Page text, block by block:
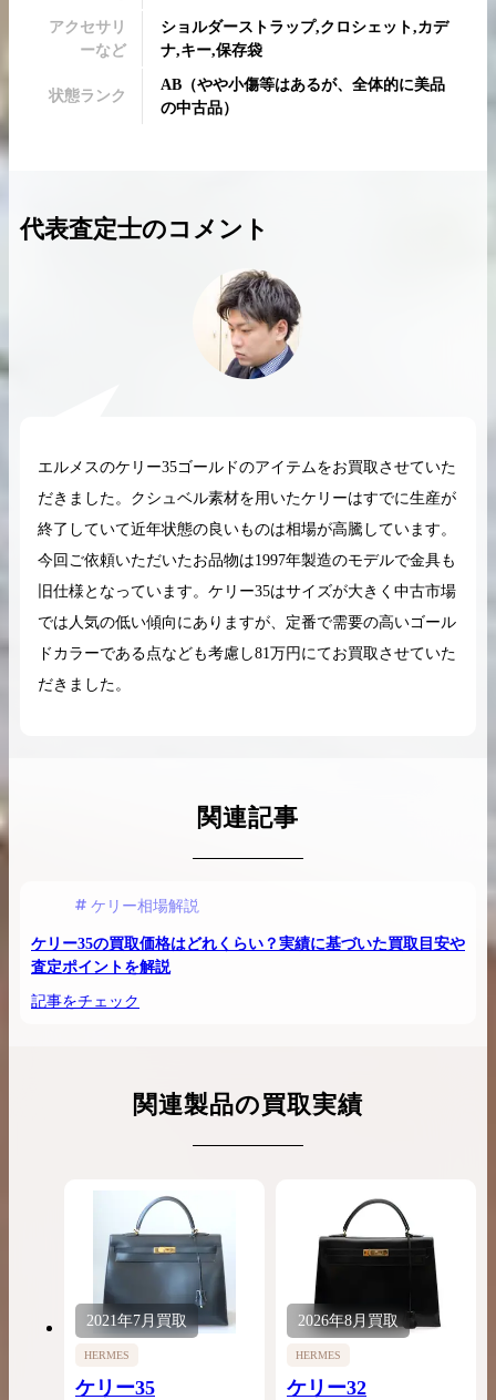
高く売るためのポイントを徹底解説
アクセサリ
ーなど
ショルダーストラップ,クロシェット,カデ
ナ,キー,保存袋
状態ランク
AB （やや小傷等はあるが、全体的に美品
の中古品）
代表査定士のコメント
エルメスのケリー35ゴールドのアイテムをお買取させていた
だきました。クシュベル素材を用いたケリーはすでに生産が
終了していて近年状態の良いものは相場が高騰しています。
今回ご依頼いただいたお品物は1997年製造のモデルで金具も
旧仕様となっています。ケリー35はサイズが大きく中古市場
では人気の低い傾向にありますが、定番で需要の高いゴール
ドカラーである点なども考慮し81万円にてお買取させていた
だきました。
関連記事
ケリー相場解説
ケリー35の買取価格はどれくらい？実績に基づいた買取目安や
査定ポイントを解説
記事をチェック
関連製品の買取実績
2021年7月買取
HERMES
ケリー35
2026年8月買取
HERMES
ケリー32